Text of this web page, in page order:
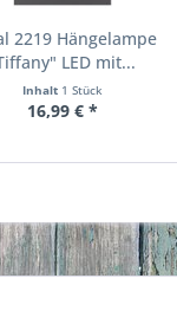
2219 Hängelampe
LED mit...
Inhalt 1 Stück
16,99 € *